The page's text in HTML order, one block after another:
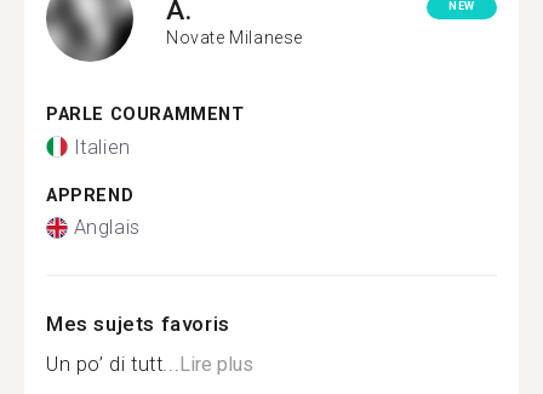
A.
Novate Milanese
NEW
PARLE COURAMMENT
Italien
APPREND
Anglais
Mes sujets favoris
Un po’ di tutt...Lire plus